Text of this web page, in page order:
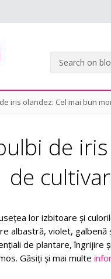
iris olandez: Cel mai bun
de
de
lor izbitoare și
albastră, violet,
de plantare,
Găsiți și mai multe